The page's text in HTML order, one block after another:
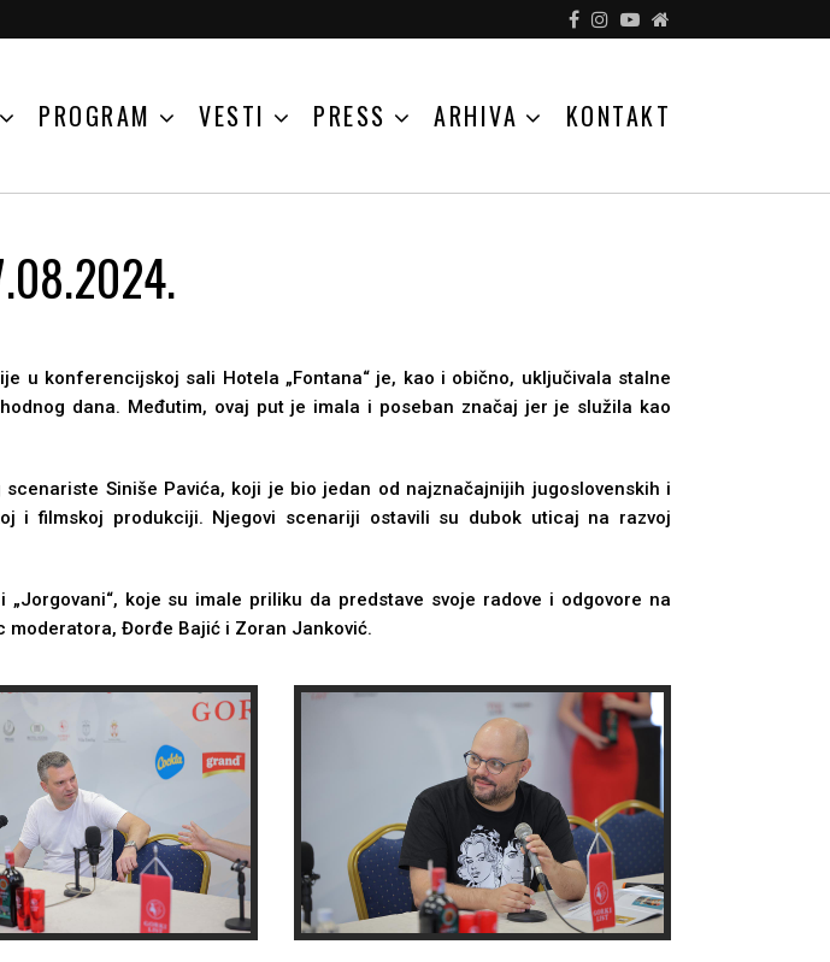
PROGRAM VESTI PRESS ARHIVA KONTAKT
u konferencijskoj sali Hotela „Fontana“ je, kao i obično, uklјučivala stalne
dana. Međutim, ovaj put je imala i poseban značaj jer je služila kao
Siniše Pavića, koji je bio jedan od najznačajnijih jugoslovenskih i
i filmskoj produkciji. Nјegovi scenariji ostavili su dubok uticaj na razvoj
„Jorgovani“, koje su imale priliku da predstave svoje radove i odgovore na
moderatora, Đorđe Bajić i Zoran Janković.